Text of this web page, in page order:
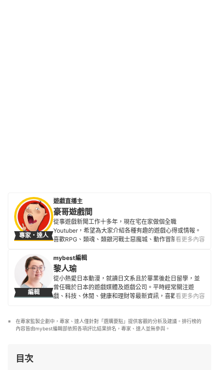
專家・達人
遊戲直播主
豪哥遊戲間
從事遊戲新聞工作十多年，現在宅在家做個全職
Youtuber，希望為大家介紹各種有趣的遊戲心得或情報。
喜歡RPG、類魂、類銀河戰士惡魔城、動作冒險，和充滿
活、聊遊戲的普通中年大叔。
豪哥遊戲間的簡介
看更多內容
編輯
mybest編輯
黎人瑜
從小熱愛日本動漫，就讀日文系且於畢業後赴日留學，並
曾任職於日本的遊戲媒體及遊戲公司。平時經常關注遊
戲、科技、休閒、健康和理財等最新資訊，喜歡嘗試不同
以確保資訊正確性為最優先。
黎人瑜的簡介
看更多內容
在專家監製企劃中，專家、達人僅針對「選購要點」提供客觀的分析及建議。排行榜的
內容皆由mybest編輯部依照各項評比結果排名，專家、達人並無參與。
目次